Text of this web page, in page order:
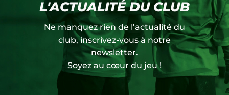
L'ACTUALITÉ DU CLUB
Ne manquez rien de l’actualité du
club, inscrivez-vous à notre
newsletter.
Soyez au cœur du jeu !